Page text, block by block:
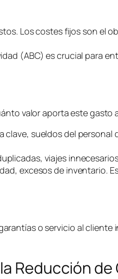
Los costes fijos son el
(ABC) es crucial para
valor aporta este gasto
clave, sueldos del
viajes
excesos de inventario.
o servicio al
Reducción